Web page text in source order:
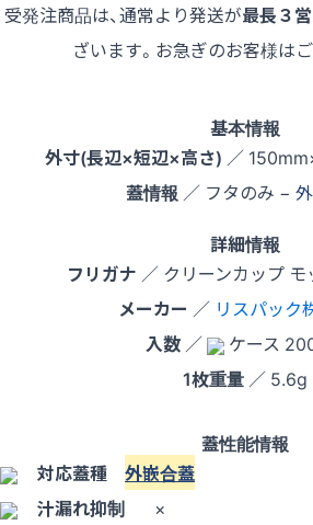
受発注商品は、通常より発送が最長３
ざいます。お急ぎのお客様は
基本情報
外寸(長辺×短辺×高さ) ／
蓋情報 ／ フタのみ −
詳細情報
フリガナ ／ クリーンカップ
メーカー ／ リスパック
入数／
ケース
1枚重量 ／ 5.6g
蓋性能情報
対応蓋種 外嵌合蓋
汁漏れ抑制
×